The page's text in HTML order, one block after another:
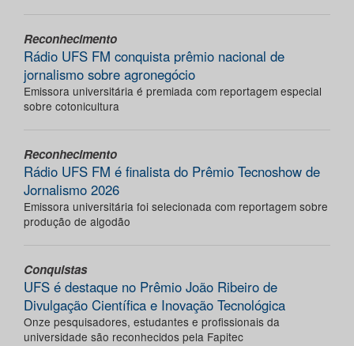
Reconhecimento
Rádio UFS FM conquista prêmio nacional de
jornalismo sobre agronegócio
Emissora universitária é premiada com reportagem especial
sobre cotonicultura
Reconhecimento
Rádio UFS FM é finalista do Prêmio Tecnoshow de
Jornalismo 2026
Emissora universitária foi selecionada com reportagem sobre
produção de algodão
Conquistas
UFS é destaque no Prêmio João Ribeiro de
Divulgação Científica e Inovação Tecnológica
Onze pesquisadores, estudantes e profissionais da
universidade são reconhecidos pela Fapitec